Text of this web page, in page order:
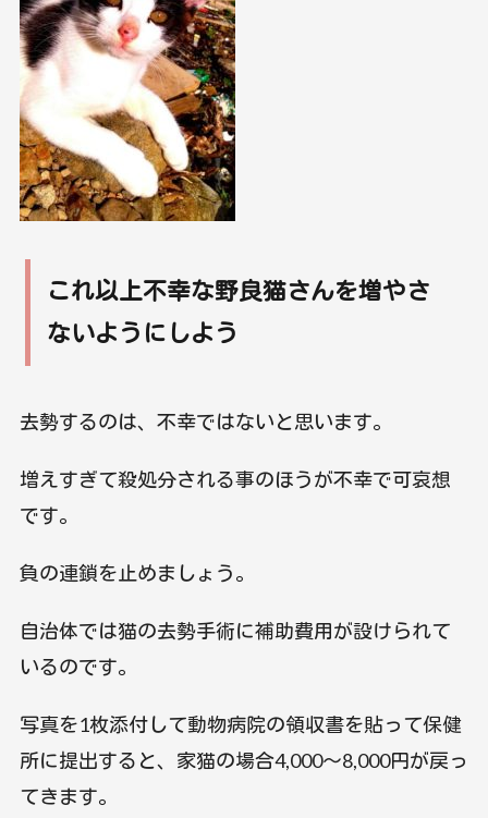
これ以上不幸な野良猫さんを増やさ
ないようにしよう
去勢するのは、不幸ではないと思います。
増えすぎて殺処分される事のほうが不幸で可哀想
です。
負の連鎖を止めましょう。
自治体では猫の去勢手術に補助費用が設けられて
いるのです。
写真を1枚添付して動物病院の領収書を貼って保健
所に提出すると、家猫の場合4,000～8,000円が戻っ
てきます。